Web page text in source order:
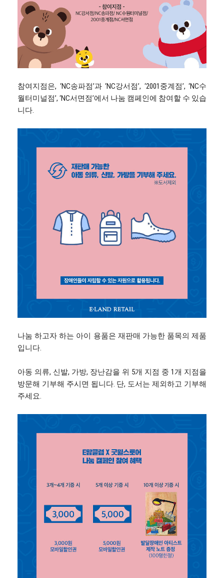
참여지점은, ‘NC송파점’과 ‘NC강서점’, ‘2001중계점’, ‘NC수
월터미널점’, ‘NC서면점’에서 나눔 캠페인에 참여할 수 있습
니다.
나눔 하고자 하는 아이 용품은 재판매 가능한 품목의 제품
입니다.
아동 의류, 신발, 가방, 장난감을 위 5개 지점 중 1개 지점을
방문해 기부해 주시면 됩니다. 단, 도서는 제외하고 기부해
주세요.